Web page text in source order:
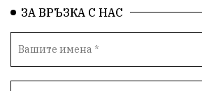
Семейство Новости
Възстановки
ЗА ВРЪЗКА С НАС